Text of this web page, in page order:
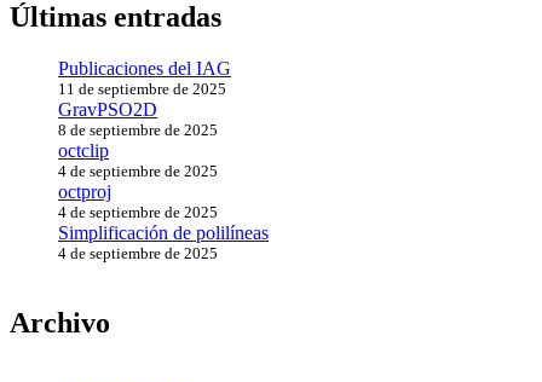
Últimas entradas
Publicaciones del IAG
11 de septiembre de 2025
GravPSO2D
8 de septiembre de 2025
octclip
4 de septiembre de 2025
octproj
4 de septiembre de 2025
Simplificación de polilíneas
4 de septiembre de 2025
Archivo